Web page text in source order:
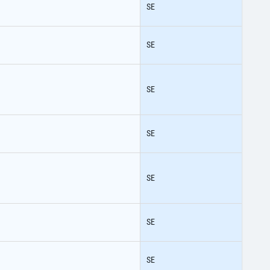
SE
SE
SE
SE
SE
SE
SE